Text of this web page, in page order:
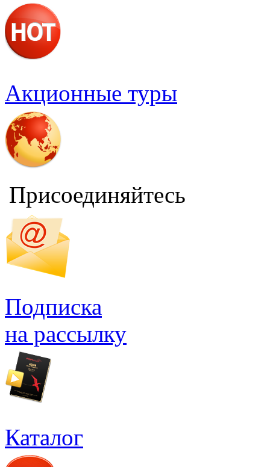
Акционные туры
Присоединяйтесь
Подписка
на рассылку
Каталог